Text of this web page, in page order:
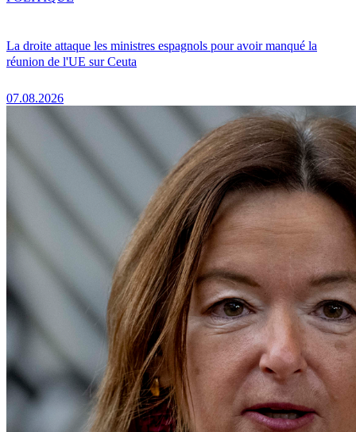
La droite attaque les ministres espagnols pour avoir manqué la
réunion de l'UE sur Ceuta
07.08.2026